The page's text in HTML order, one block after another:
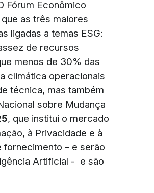
Fórum Econômico
as três maiores
ligadas a temas ESG:
de recursos
menos de 30% das
climática operacionais
técnica, mas também
sobre Mudança
, que institui o mercado
à Privacidade e à
fornecimento – e serão
Artificial - e são